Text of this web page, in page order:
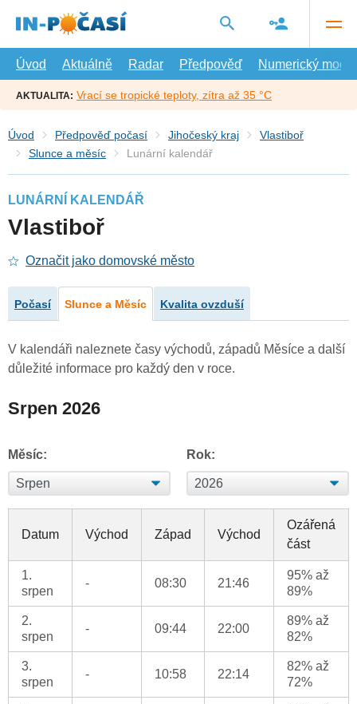
hlavní
Úvod
Aktuálně Radar Předpověď Numerický model
AKTUALITA: Vrací se tropické teploty, zítra až 35 °C
Úvod Předpověď počasí Jihočeský kraj
Vlastiboř
Slunce a měsíc
Lunární kalendář
LUNÁRNÍ KALENDÁŘ
Vlastiboř
Označit jako domovské město
Počasí Slunce a Měsíc Kvalita ovzduší
V kalendáři naleznete časy východů, západů Měsíce a další
důležité informace pro každý den v roce.
Srpen 2026
Měsíc: Rok:
Datum Východ Západ Východ
Ozářená
část
1.
srpen
- 08:30 21:46
95% až
89%
2.
srpen
- 09:44 22:00
89% až
82%
3.
srpen
- 10:58 22:14
82% až
72%